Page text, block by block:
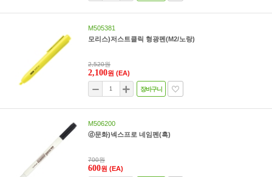
M505381
모리스)저스트클릭 형광펜(M2/노랑)
2,520원
2,100원 (EA)
장바구니
M506200
ⓓ문화)넥스프로 네임펜(흑)
700원
600원 (EA)